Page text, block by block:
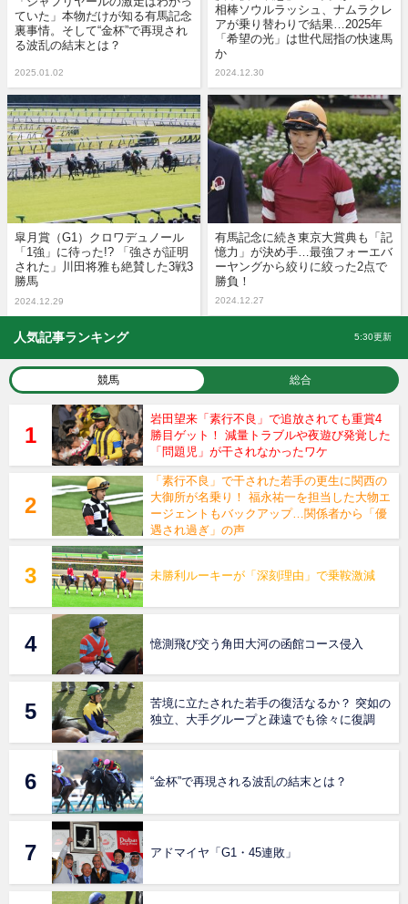
ていた」本物だけが知る有馬記念
裏事情。そして“金杯”で再現され
る波乱の結末とは？
2025.01.02
相棒ソウルラッシュ、ナムラクレ
アが乗り替わりで結果…2025年
「希望の光」は世代屈指の快速馬
か
2024.12.30
皐月賞（G1）クロワデュノール
「1強」に待った!? 「強さが証明
された」川田将雅も絶賛した3戦3
勝馬
2024.12.29
有馬記念に続き東京大賞典も「記
憶力」が決め手…最強フォーエバ
ーヤングから絞りに絞った2点で
勝負！
2024.12.27
人気記事ランキング 5:30更新
競馬 総合
岩田望来「素行不良」で追放されても重賞4
勝目ゲット！ 減量トラブルや夜遊び発覚した
「問題児」が干されなかったワケ
「素行不良」で干された若手の更生に関西の
大御所が名乗り！ 福永祐一を担当した大物エ
ージェントもバックアップ…関係者から「優
遇され過ぎ」の声
未勝利ルーキーが「深刻理由」で乗鞍激減
憶測飛び交う角田大河の函館コース侵入
苦境に立たされた若手の復活なるか？ 突如の
独立、大手グループと疎遠でも徐々に復調
“金杯”で再現される波乱の結末とは？
アドマイヤ「G1・45連敗」